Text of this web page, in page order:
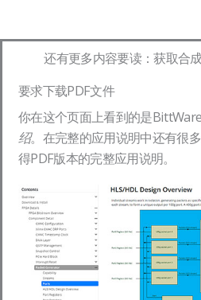
还有更多内容要读：获取合
要求下载PDF文件
你在这个页面上看到的是
绍。在完整的应用说明中还有很
得PDF版本的完整应用说明。